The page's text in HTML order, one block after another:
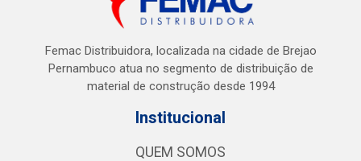
Femac Distribuidora, localizada na cidade de Brejao
Pernambuco atua no segmento de distribuição de
material de construção desde 1994
Institucional
QUEM SOMOS